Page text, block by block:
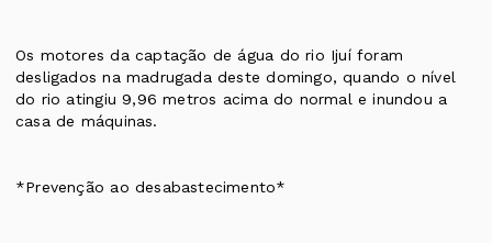
Os motores da captação de água do rio Ijuí foram
desligados na madrugada deste domingo, quando o nível
do rio atingiu 9,96 metros acima do normal e inundou a
casa de máquinas.
*Prevenção ao desabastecimento*